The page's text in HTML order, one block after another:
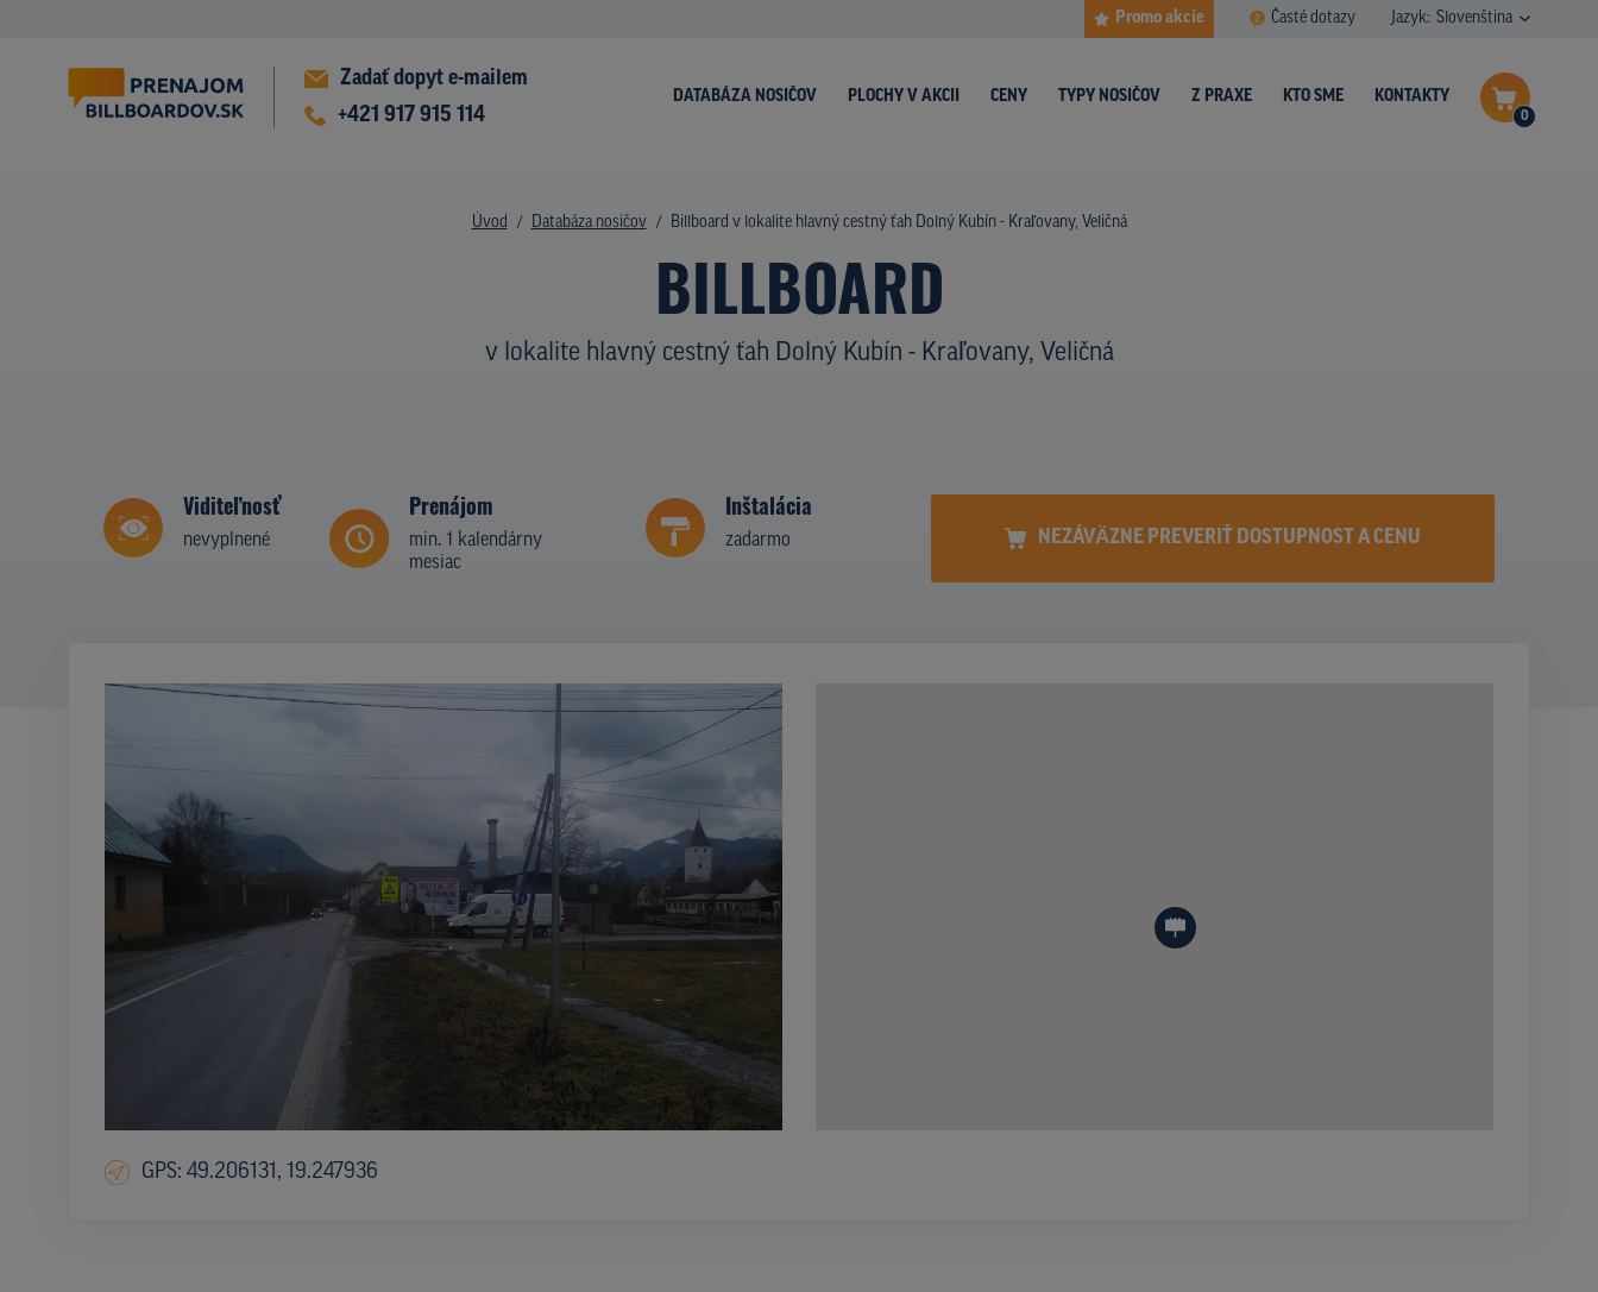
Promo akcie Časté dotazy Jazyk: Slovenština
Zadať dopyt e-mailem
+421 917 915 114
0
DATABÁZA NOSIČOV PLOCHY V AKCII CENY TYPY NOSIČOV Z PRAXE KTO SME KONTAKTY
Úvod Databáza nosičov Billboard v lokalite hlavný cestný ťah Dolný Kubín - Kraľovany, Veličná
BILLBOARD
v lokalite hlavný cestný ťah Dolný Kubín - Kraľovany, Veličná
Viditeľnosť
nevyplnené
Prenájom
min. 1 kalendárny
mesiac
Inštalácia
zadarmo NEZÁVÄZNE PREVERIŤ DOSTUPNOST A CENU
GPS: 49.206131, 19.247936